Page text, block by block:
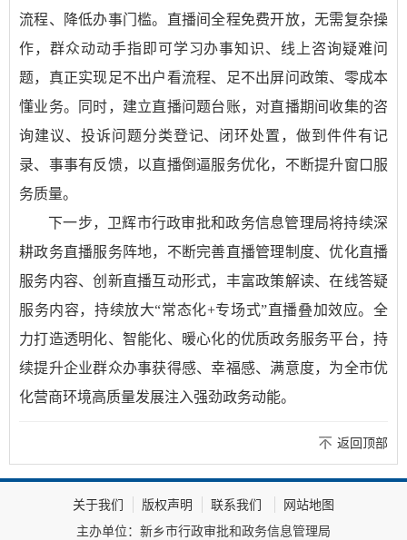
流程、降低办事门槛。直播间全程免费开放，无需复杂操
作，群众动动手指即可学习办事知识、线上咨询疑难问
题，真正实现足不出户看流程、足不出屏问政策、零成本
懂业务。同时，建立直播问题台账，对直播期间收集的咨
询建议、投诉问题分类登记、闭环处置，做到件件有记
录、事事有反馈，以直播倒逼服务优化，不断提升窗口服
务质量。
下一步，卫辉市行政审批和政务信息管理局将持续深
耕政务直播服务阵地，不断完善直播管理制度、优化直播
服务内容、创新直播互动形式，丰富政策解读、在线答疑
服务内容，持续放大“常态化+专场式”直播叠加效应。全
力打造透明化、智能化、暖心化的优质政务服务平台，持
续提升企业群众办事获得感、幸福感、满意度，为全市优
化营商环境高质量发展注入强劲政务动能。
返回顶部
关于我们 版权声明 联系我们
网站地图
主办单位：新乡市行政审批和政务信息管理局